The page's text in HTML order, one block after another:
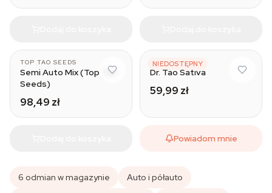
TOP TAO SEEDS
Semi Auto Mix (Top Tao
Seeds)
98,49 zł
NIEDOSTĘPNY
TOP TAO SEEDS
Dr. Tao Sativa
59,99 zł
Powiadom mnie
6 odmian w magazynie
Auto i półauto